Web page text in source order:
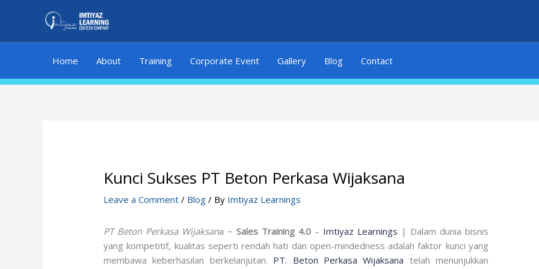
Home About Training Corporate Event Gallery Blog Contact
Kunci Sukses PT Beton Perkasa Wijaksana
Leave a Comment / Blog / By Imtiyaz Learnings
PT Beton Perkasa Wijaksana ~Sales Training 4.0 – Imtiyaz Learnings | Dalam dunia bisnis
yang kompetitif, kualitas seperti rendah hati dan open-mindedness adalah faktor kunci yang
membawa keberhasilan berkelanjutan. PT. Beton Perkasa Wijaksana telah menunjukkan